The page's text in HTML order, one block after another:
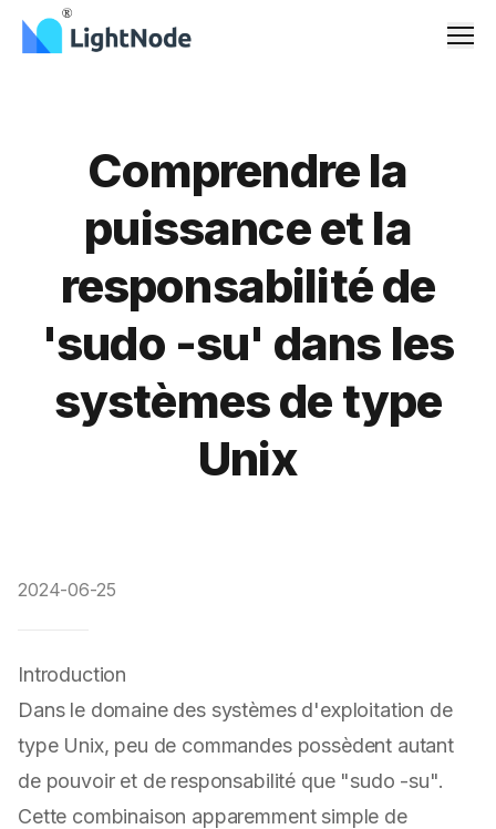
Comprendre la
puissance et la
responsabilité de
'sudo -su' dans les
systèmes de type
Unix
2024-06-25
Introduction
Dans le domaine des systèmes d'exploitation de
type Unix, peu de commandes possèdent autant
de pouvoir et de responsabilité que "sudo -su".
Cette combinaison apparemment simple de